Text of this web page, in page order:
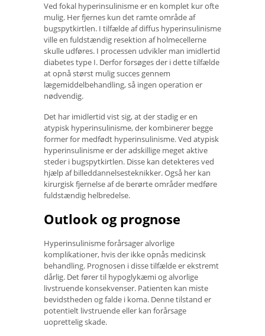
Ved fokal hyperinsulinisme er en komplet kur ofte
mulig. Her fjernes kun det ramte område af
bugspytkirtlen. I tilfælde af diffus hyperinsulinisme
ville en fuldstændig resektion af holmecellerne
skulle udføres. I processen udvikler man imidlertid
diabetes type I. Derfor forsøges der i dette tilfælde
at opnå størst mulig succes gennem
lægemiddelbehandling, så ingen operation er
nødvendig.
Det har imidlertid vist sig, at der stadig er en
atypisk hyperinsulinisme, der kombinerer begge
former for medfødt hyperinsulinisme. Ved atypisk
hyperinsulinisme er der adskillige meget aktive
steder i bugspytkirtlen. Disse kan detekteres ved
hjælp af billeddannelsesteknikker. Også her kan
kirurgisk fjernelse af de berørte områder medføre
fuldstændig helbredelse.
Outlook og prognose
Hyperinsulinisme forårsager alvorlige
komplikationer, hvis der ikke opnås medicinsk
behandling. Prognosen i disse tilfælde er ekstremt
dårlig. Det fører til hypoglykæmi og alvorlige
livstruende konsekvenser. Patienten kan miste
bevidstheden og falde i koma. Denne tilstand er
potentielt livstruende eller kan forårsage
uoprettelig skade.